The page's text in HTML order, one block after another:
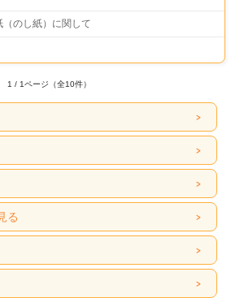
のし紙）に関して
1 / 1ページ（全10件）
る